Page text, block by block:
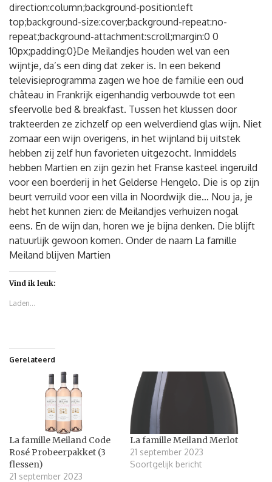
direction:column;background-position:left
top;background-size:cover;background-repeat:no-
repeat;background-attachment:scroll;margin:0 0
10px;padding:0}De Meilandjes houden wel van een
wijntje, da’s een ding dat zeker is. In een bekend
televisieprogramma zagen we hoe de familie een oud
château in Frankrijk eigenhandig verbouwde tot een
sfeervolle bed & breakfast. Tussen het klussen door
trakteerden ze zichzelf op een welverdiend glas wijn. Niet
zomaar een wijn overigens, in het wijnland bij uitstek
hebben zij zelf hun favorieten uitgezocht. Inmiddels
hebben Martien en zijn gezin het Franse kasteel ingeruild
voor een boerderij in het Gelderse Hengelo. Die is op zijn
beurt verruild voor een villa in Noordwijk die… Nou ja, je
hebt het kunnen zien: de Meilandjes verhuizen nogal
eens. En de wijn dan, horen we je bijna denken. Die blijft
natuurlijk gewoon komen. Onder de naam La famille
Meiland blijven Martien
Vind ik leuk:
Laden...
Gerelateerd
La famille Meiland Code
Rosé Probeerpakket (3
flessen)
21 september 2023
La famille Meiland Merlot
21 september 2023
Soortgelijk bericht